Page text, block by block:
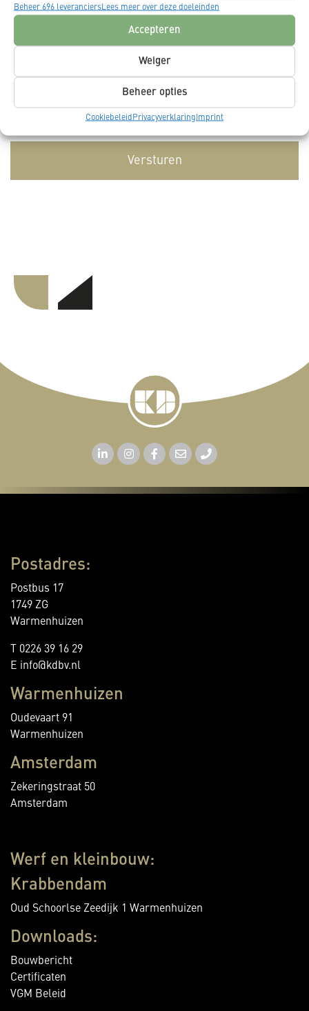
Beheer 696 leveranciersLees meer over deze doeleinden
Accepteren
Weiger
Beheer opties
Cookiebeleid Privacyverklaring Imprint
Ja, ik geef toestemming dat K_DEKKER mijn
gegevens opslaat en verwerkt.
Postadres:
Postbus 17
1749 ZG
Warmenhuizen
T 0226 39 16 29
E info@kdbv.nl
Warmenhuizen
Oudevaart 91
Warmenhuizen
Amsterdam
Zekeringstraat 50
Amsterdam
Werf en kleinbouw:
Krabbendam
Oud Schoorlse Zeedijk 1 Warmenhuizen
Downloads:
Bouwbericht
Certificaten
VGM Beleid